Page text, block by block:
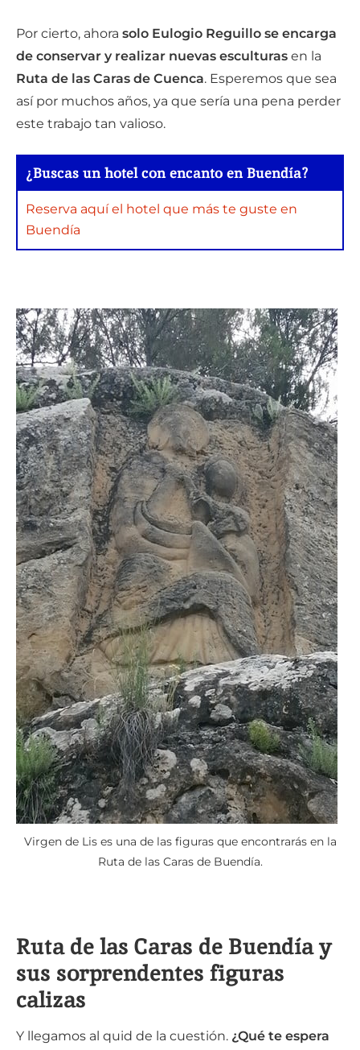
Por cierto, ahora solo Eulogio Reguillo se encarga
de conservar y realizar nuevas esculturas en la
Ruta de las Caras de Cuenca. Esperemos que sea
así por muchos años, ya que sería una pena perder
este trabajo tan valioso.
¿Buscas un hotel con encanto en Buendía?
Reserva aquí el hotel que más te guste en
Buendía
Virgen de Lis es una de las figuras que encontrarás en la
Ruta de las Caras de Buendía.
Ruta de las Caras de Buendía y
sus sorprendentes figuras
calizas
Y llegamos al quid de la cuestión. ¿Qué te espera